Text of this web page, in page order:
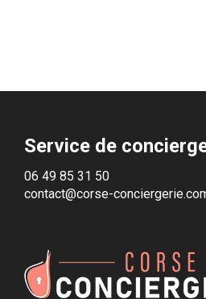
Service de
06 49 85 31 50
contact@corse-